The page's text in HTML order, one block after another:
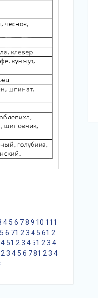
4 5 6 78 9 10 11 1
5 6 71 2 3 4 5 61 2
4 51 2 3 4 51 2 3 4
2 3 4 5 6 781 2 3 4